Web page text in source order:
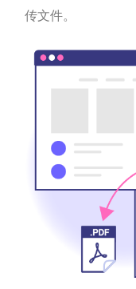
传文件。